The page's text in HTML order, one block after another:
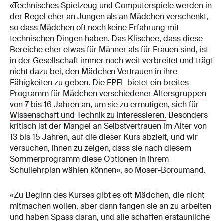
«Technisches Spielzeug und Computerspiele werden in
der Regel eher an Jungen als an Mädchen verschenkt,
so dass Mädchen oft noch keine Erfahrung mit
technischen Dingen haben. Das Klischee, dass diese
Bereiche eher etwas für Männer als für Frauen sind, ist
in der Gesellschaft immer noch weit verbreitet und trägt
nicht dazu bei, den Mädchen Vertrauen in ihre
Fähigkeiten zu geben. Die EPFL bietet ein breites
Programm für Mädchen verschiedener Altersgruppen
von 7 bis 16 Jahren an, um sie zu ermutigen, sich für
Wissenschaft und Technik zu interessieren. Besonders
kritisch ist der Mangel an Selbstvertrauen im Alter von
13 bis 15 Jahren, auf die dieser Kurs abzielt, und wir
versuchen, ihnen zu zeigen, dass sie nach diesem
Sommerprogramm diese Optionen in ihrem
Schullehrplan wählen können», so Moser-Boroumand.
«Zu Beginn des Kurses gibt es oft Mädchen, die nicht
mitmachen wollen, aber dann fangen sie an zu arbeiten
und haben Spass daran, und alle schaffen erstaunliche